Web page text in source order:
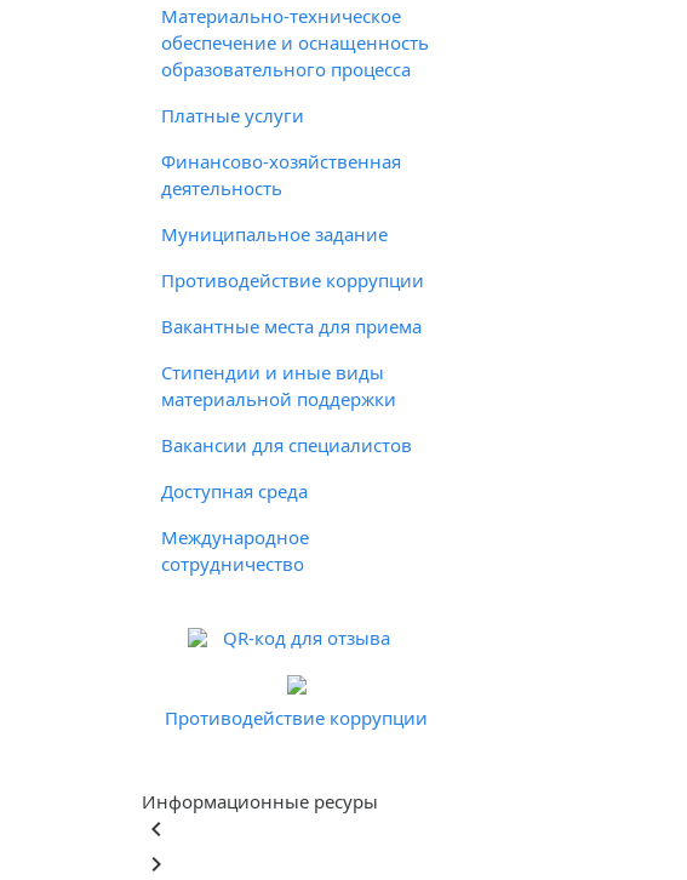
Материально-техническое
обеспечение и оснащенность
образовательного процесса
Платные услуги
Финансово-хозяйственная
деятельность
Муниципальное задание
Противодействие коррупции
Вакантные места для приема
Стипендии и иные виды
материальной поддержки
Вакансии для специалистов
Доступная среда
Международное
сотрудничество
QR-код для отзыва
Противодействие коррупции
Информационные ресуры
keyboard_arrow_left
keyboard_arrow_right